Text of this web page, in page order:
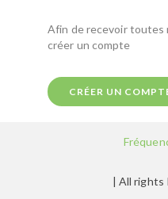
Afin de recevoir toutes
créer un compte
CRÉER UN
| All rights